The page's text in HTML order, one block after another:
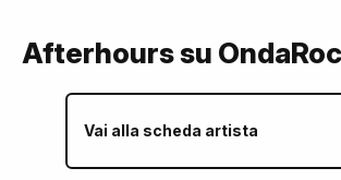
Afterhours su
Vai alla scheda artista